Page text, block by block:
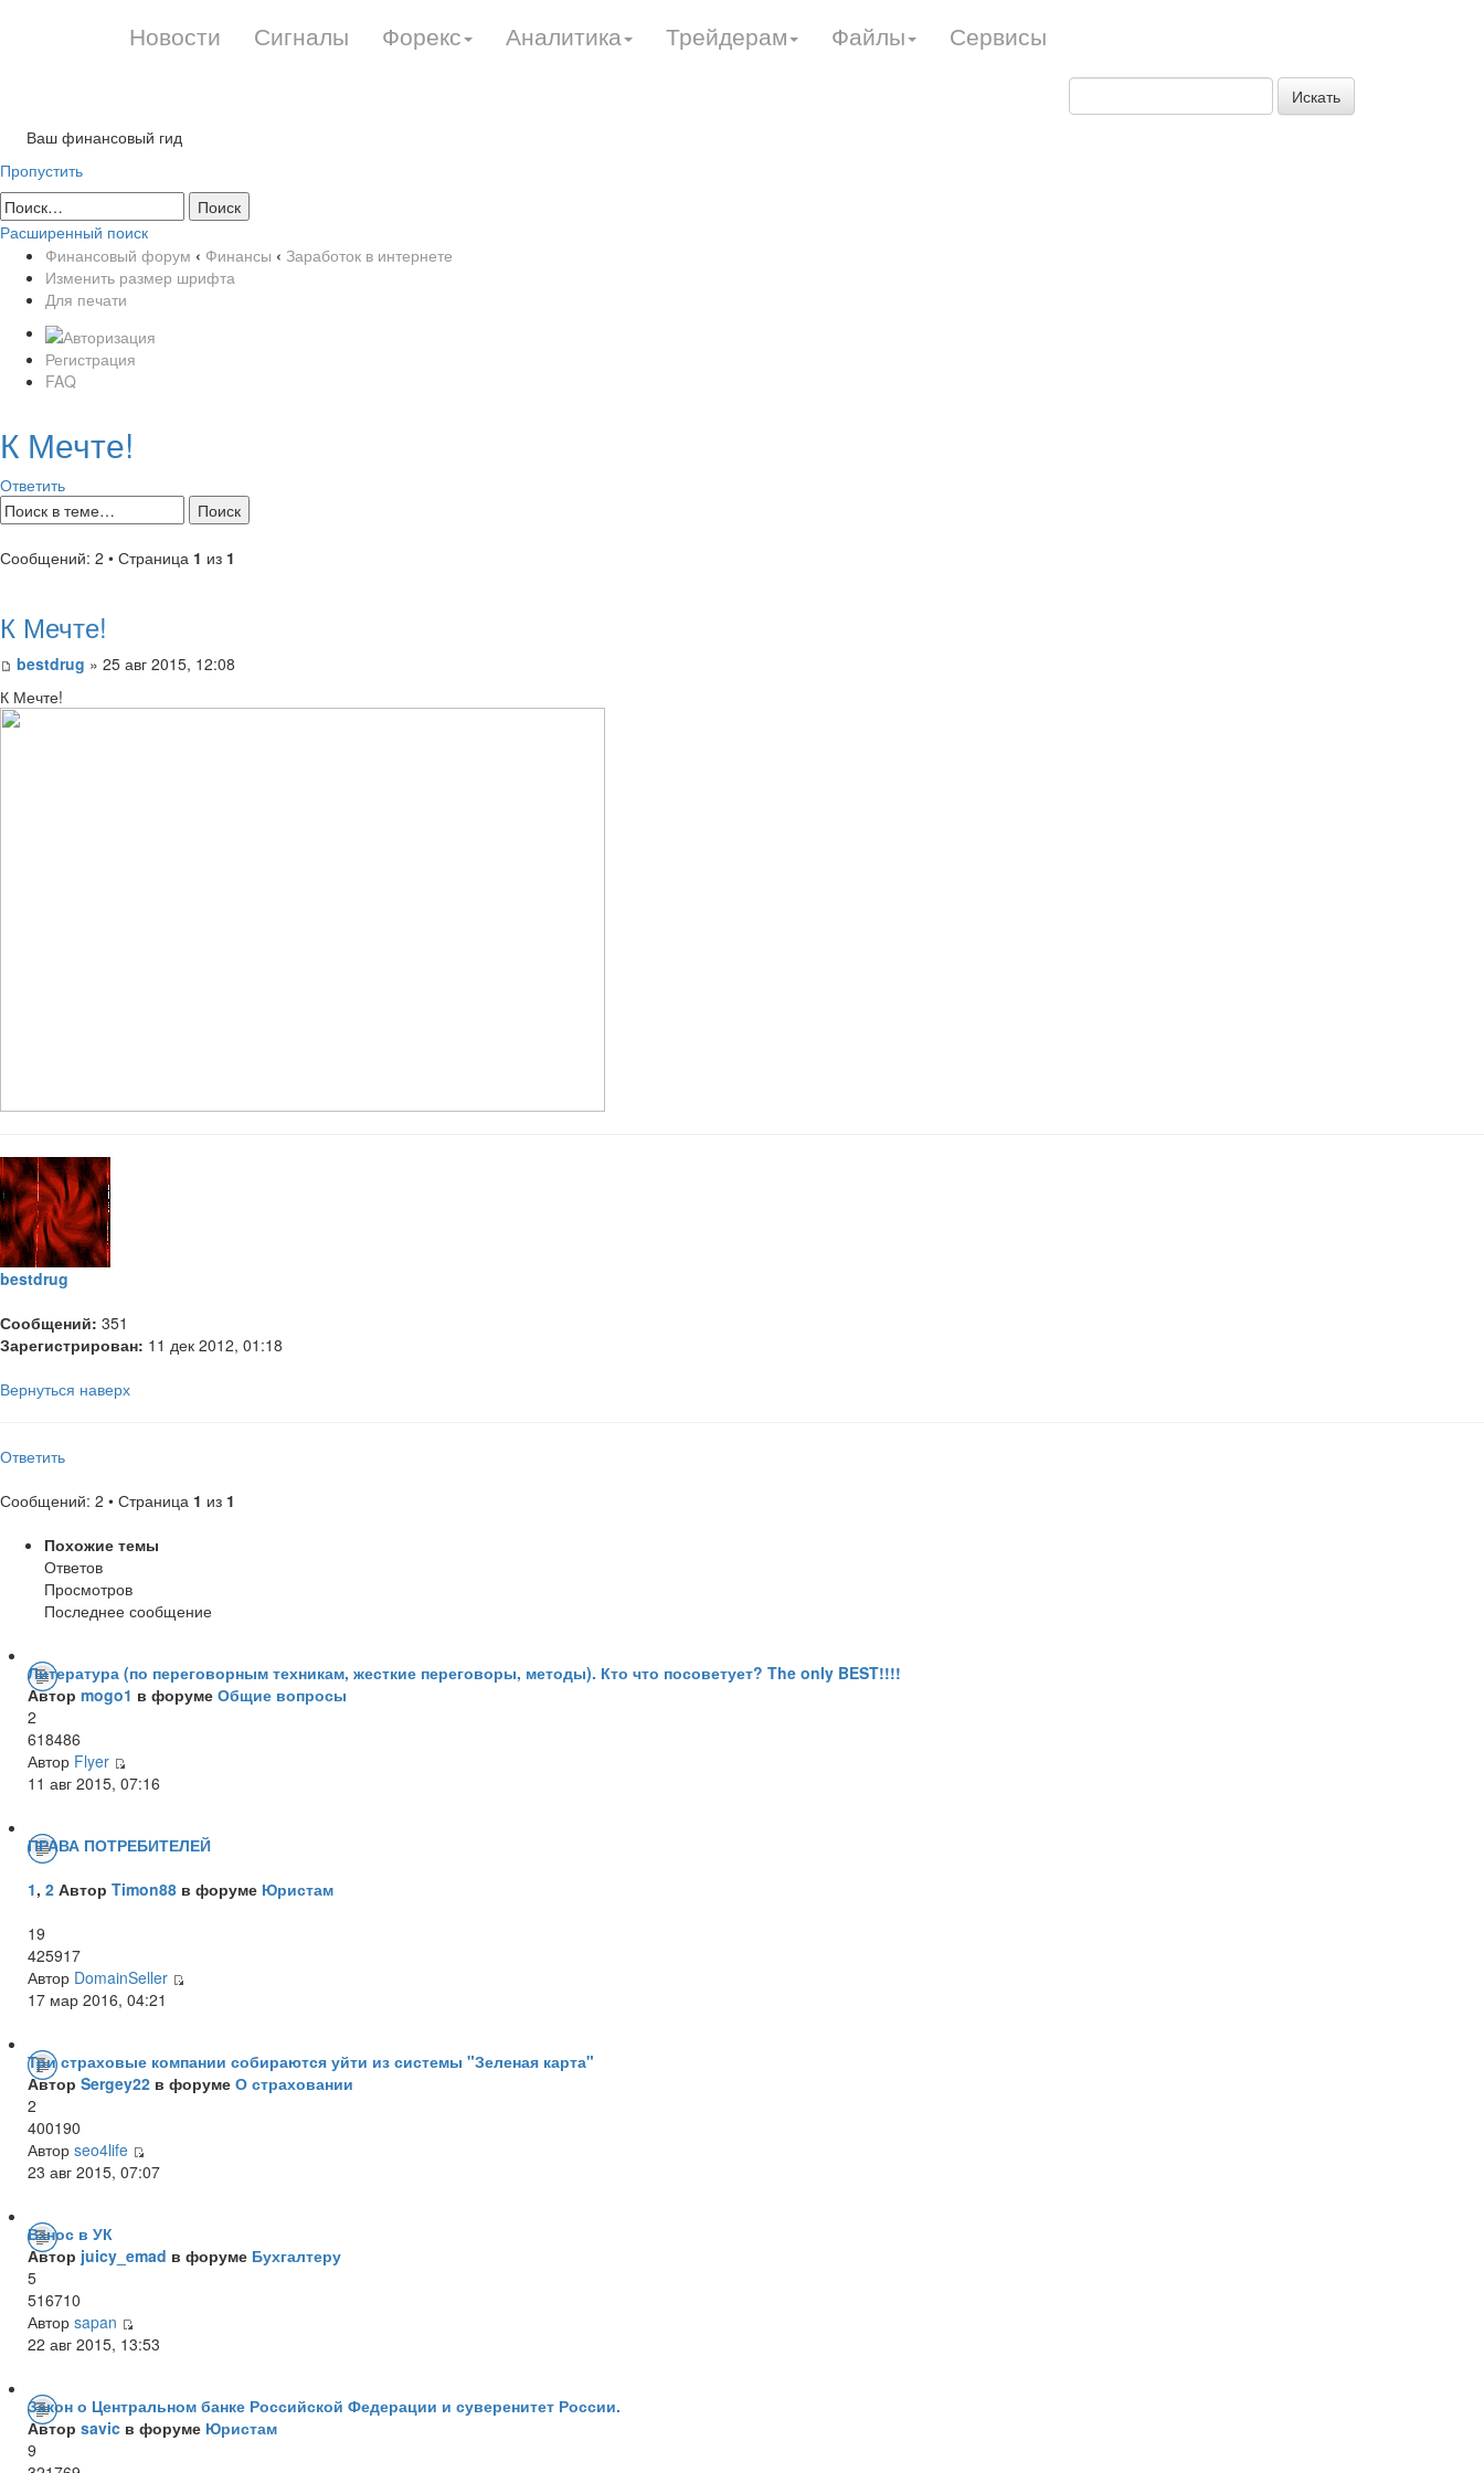
Новости Сигналы Форекс Аналитика Трейдерам Файлы Сервисы
Искать
Ваш финансовый гид
Пропустить
Расширенный поиск
Финансовый форум ‹ Финансы ‹ Заработок в интернете
Изменить размер шрифта
Для печати
Регистрация
FAQ
К Мечте!
Ответить
Сообщений: 2 • Страница 1 из 1
К Мечте!
bestdrug » 25 авг 2015, 12:08
К Мечте!
bestdrug
Сообщений: 351
Зарегистрирован: 11 дек 2012, 01:18
Вернуться наверх
Ответить
Сообщений: 2 • Страница 1 из 1
Похожие темы
Ответов
Просмотров
Последнее сообщение
Литература (по переговорным техникам, жесткие переговоры, методы). Кто что посоветует? The only BEST!!!!
Автор mogo1 в форуме Общие вопросы
2
618486
Автор Flyer
11 авг 2015, 07:16
ПРАВА ПОТРЕБИТЕЛЕЙ
1, 2 Автор Timon88 в форуме Юристам
19
425917
Автор DomainSeller
17 мар 2016, 04:21
Три страховые компании собираются уйти из системы "Зеленая карта"
Автор Sergey22 в форуме О страховании
2
400190
Автор seo4life
23 авг 2015, 07:07
Взнос в УК
Автор juicy_emad в форуме Бухгалтеру
5
516710
Автор sapan
22 авг 2015, 13:53
Закон о Центральном банке Российской Федерации и суверенитет России.
Автор savic в форуме Юристам
9